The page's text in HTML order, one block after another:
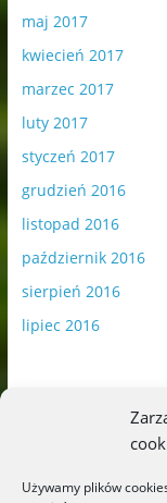
Używamy plików
maj 2017
kwiecień 2017
marzec 2017
luty 2017
styczeń 2017
grudzień 2016
listopad 2016
październik 2016
sierpień 2016
lipiec 2016